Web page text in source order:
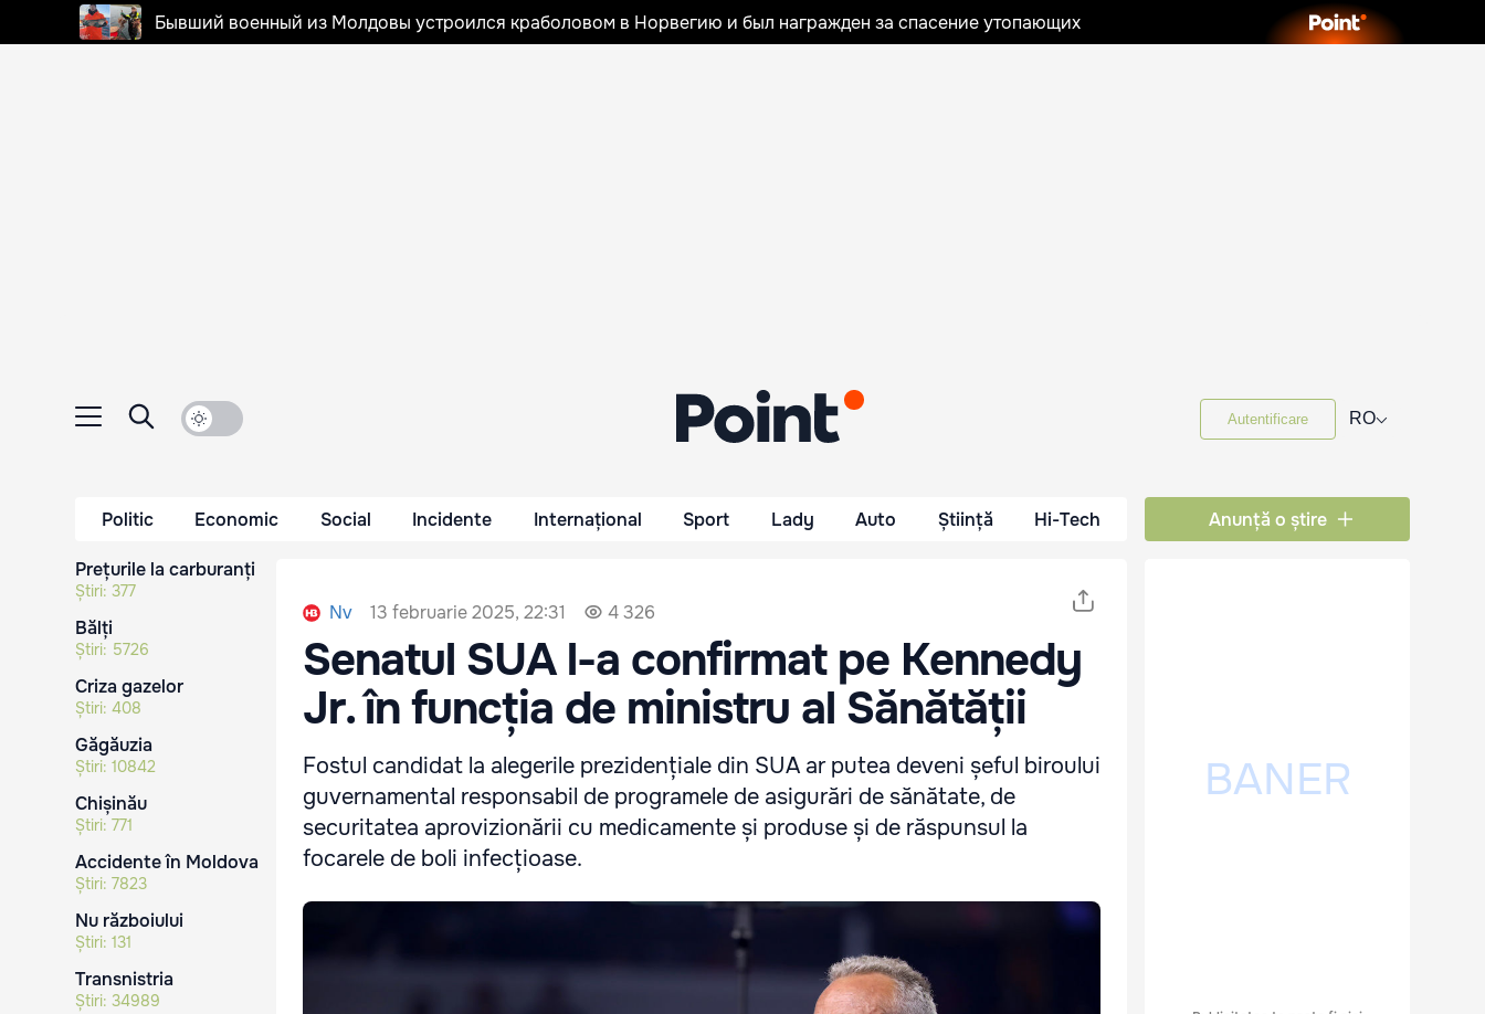
Бывший военный из Молдовы устроился краболовом в Норвегию и был награжден за спасение утопающих
Autentificare RO⌵
Politic Economic Social Incidente Internațional Sport Lady Auto Știință Hi-Tech Anunță o știre
Prețurile la carburanți
Știri: 377
Bălți
Știri: 5726
Criza gazelor
Știri: 408
Găgăuzia
Știri: 10842
Chișinău
Știri: 771
Accidente în Moldova
Știri: 7823
Nu războiului
Știri: 131
Transnistria
Știri: 34989
Nv 13 februarie 2025, 22:31 4 326
Senatul SUA l-a confirmat pe Kennedy
Jr. în funcția de ministru al Sănătății
Fostul candidat la alegerile prezidențiale din SUA ar putea deveni șeful biroului
guvernamental responsabil de programele de asigurări de sănătate, de
securitatea aprovizionării cu medicamente și produse și de răspunsul la
focarele de boli infecțioase.